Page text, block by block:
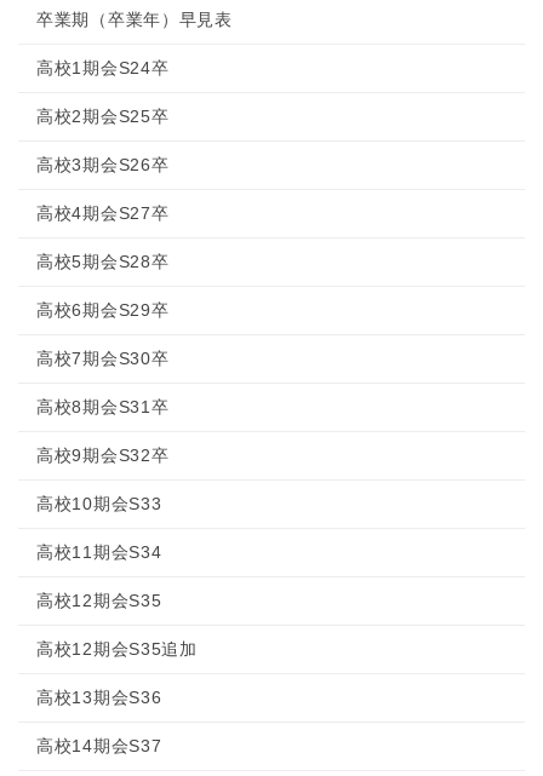
卒業期（卒業年）早見表
高校1期会S24卒
高校2期会S25卒
高校3期会S26卒
高校4期会S27卒
高校5期会S28卒
高校6期会S29卒
高校7期会S30卒
高校8期会S31卒
高校9期会S32卒
高校10期会S33
高校11期会S34
高校12期会S35
高校12期会S35追加
高校13期会S36
高校14期会S37